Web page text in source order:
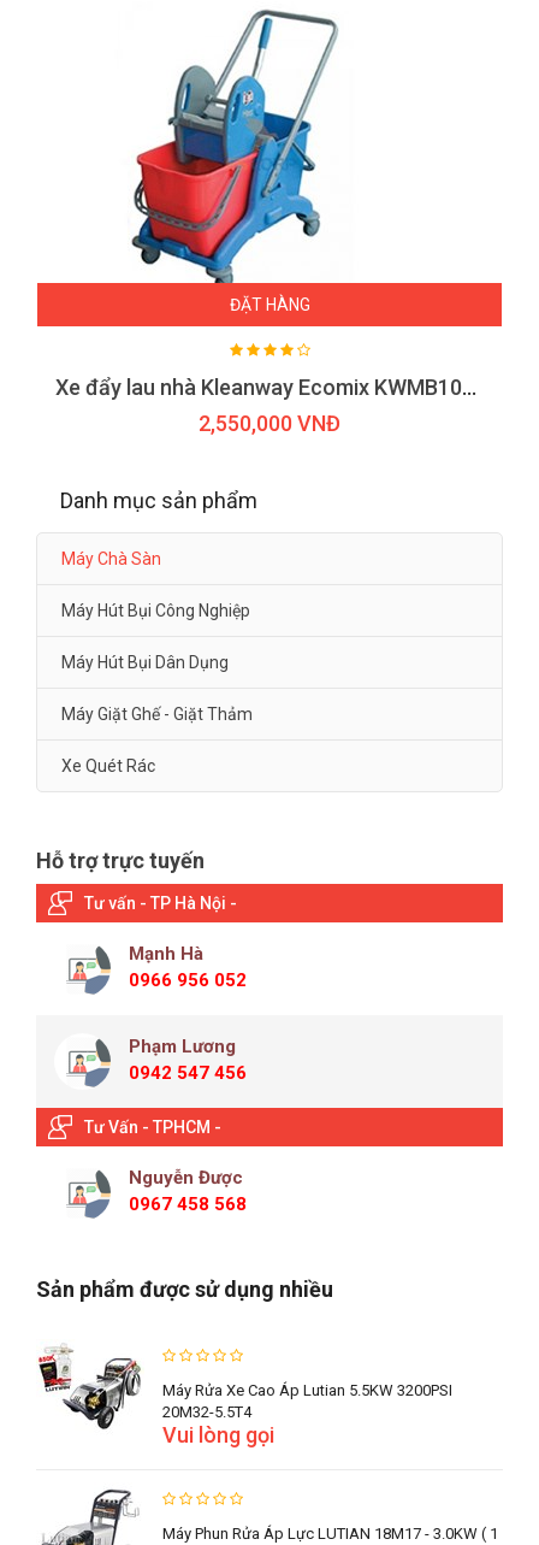
ĐẶT HÀNG
Xe đẩy lau nhà Kleanway Ecomix KWMB1000R
2,550,000 VNĐ
Danh mục sản phẩm
Máy Chà Sàn
Máy Hút Bụi Công Nghiệp
Máy Hút Bụi Dân Dụng
Máy Giặt Ghế - Giặt Thảm
Xe Quét Rác
Hỗ trợ trực tuyến
Tư vấn - TP Hà Nội -
Mạnh Hà
0966 956 052
Phạm Lương
0942 547 456
Tư Vấn - TPHCM -
Nguyễn Được
0967 458 568
Sản phẩm được sử dụng nhiều
Máy Rửa Xe Cao Áp Lutian 5.5KW 3200PSI
20M32-5.5T4
Vui lòng gọi
Máy Phun Rửa Áp Lực LUTIAN 18M17 - 3.0KW ( 1